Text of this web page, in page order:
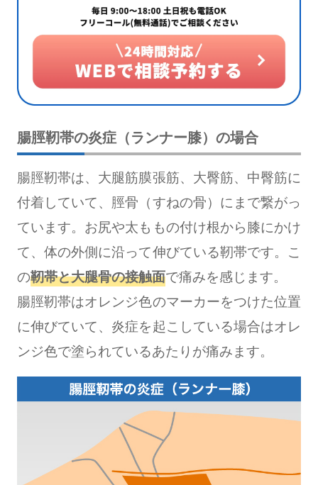
腸脛靭帯の炎症（ランナー膝）の場合
腸脛靭帯は、大腿筋膜張筋、大臀筋、中臀筋に
付着していて、脛骨（すねの骨）にまで繋がっ
ています。お尻や太ももの付け根から膝にかけ
て、体の外側に沿って伸びている靭帯です。こ
の靭帯と大腿骨の接触面で痛みを感じます。
腸脛靭帯はオレンジ色のマーカーをつけた位置
に伸びていて、炎症を起こしている場合はオレ
ンジ色で塗られているあたりが痛みます。